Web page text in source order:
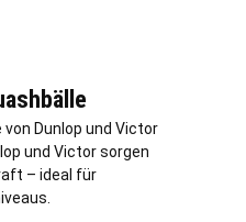
von Dunlop und Victor
und Victor sorgen
– ideal für